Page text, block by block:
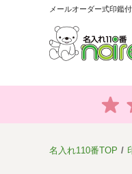
メールオーダー式印鑑
名入れ110番TOP